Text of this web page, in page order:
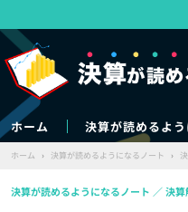
ホーム 決算が読めるよ
ホーム › 決算が読めるようになるノート ›
決算が読めるようになるノート 決算